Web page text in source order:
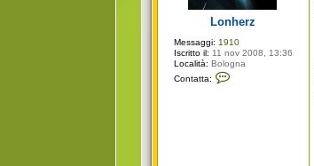
Lonherz
Messaggi: 1910
Iscritto il: 11 nov 2008, 13:36
Località: Bologna
Contatta: